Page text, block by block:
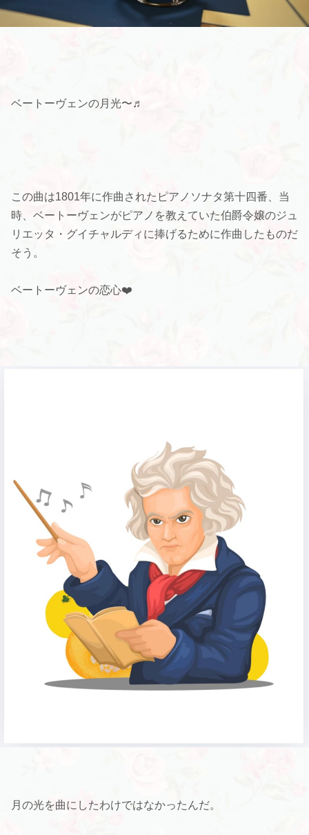
ベートーヴェンの月光〜♬
この曲は1801年に作曲されたピアノソナタ第十四番、当
時、ベートーヴェンがピアノを教えていた伯爵令嬢のジュ
リエッタ・グイチャルディに捧げるために作曲したものだ
そう。
ベートーヴェンの恋心❤️
月の光を曲にしたわけではなかったんだ。